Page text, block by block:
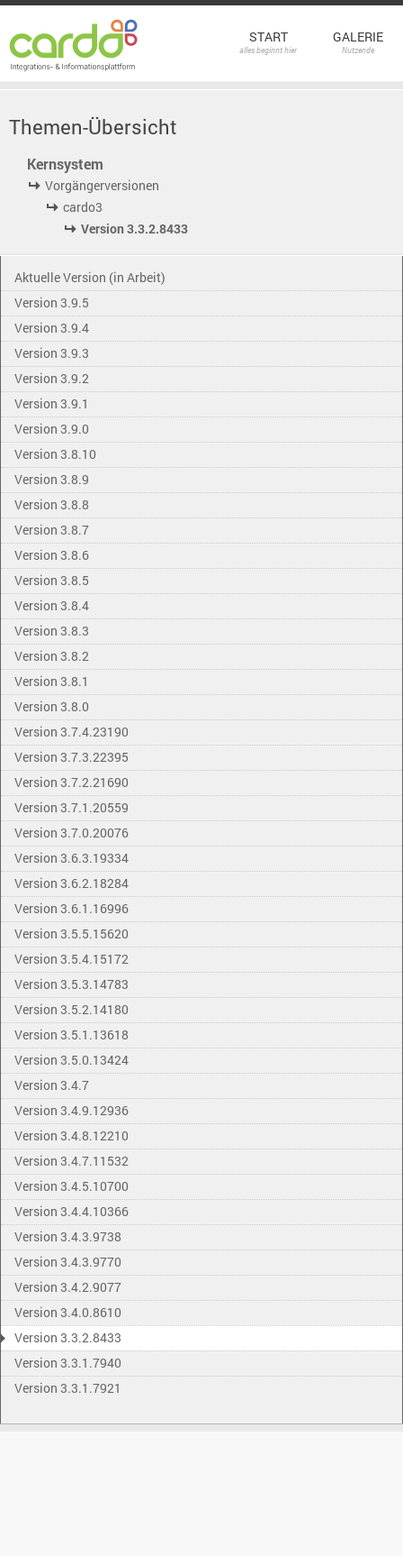
START
alles beginnt hier
GALERIE
Nutzende
Themen-Übersicht
Kernsystem
Vorgängerversionen
cardo3
Version 3.3.2.8433
Aktuelle Version (in Arbeit)
Version 3.9.5
Version 3.9.4
Version 3.9.3
Version 3.9.2
Version 3.9.1
Version 3.9.0
Version 3.8.10
Version 3.8.9
Version 3.8.8
Version 3.8.7
Version 3.8.6
Version 3.8.5
Version 3.8.4
Version 3.8.3
Version 3.8.2
Version 3.8.1
Version 3.8.0
Version 3.7.4.23190
Version 3.7.3.22395
Version 3.7.2.21690
Version 3.7.1.20559
Version 3.7.0.20076
Version 3.6.3.19334
Version 3.6.2.18284
Version 3.6.1.16996
Version 3.5.5.15620
Version 3.5.4.15172
Version 3.5.3.14783
Version 3.5.2.14180
Version 3.5.1.13618
Version 3.5.0.13424
Version 3.4.7
Version 3.4.9.12936
Version 3.4.8.12210
Version 3.4.7.11532
Version 3.4.5.10700
Version 3.4.4.10366
Version 3.4.3.9738
Version 3.4.3.9770
Version 3.4.2.9077
Version 3.4.0.8610
Version 3.3.2.8433
Version 3.3.1.7940
Version 3.3.1.7921